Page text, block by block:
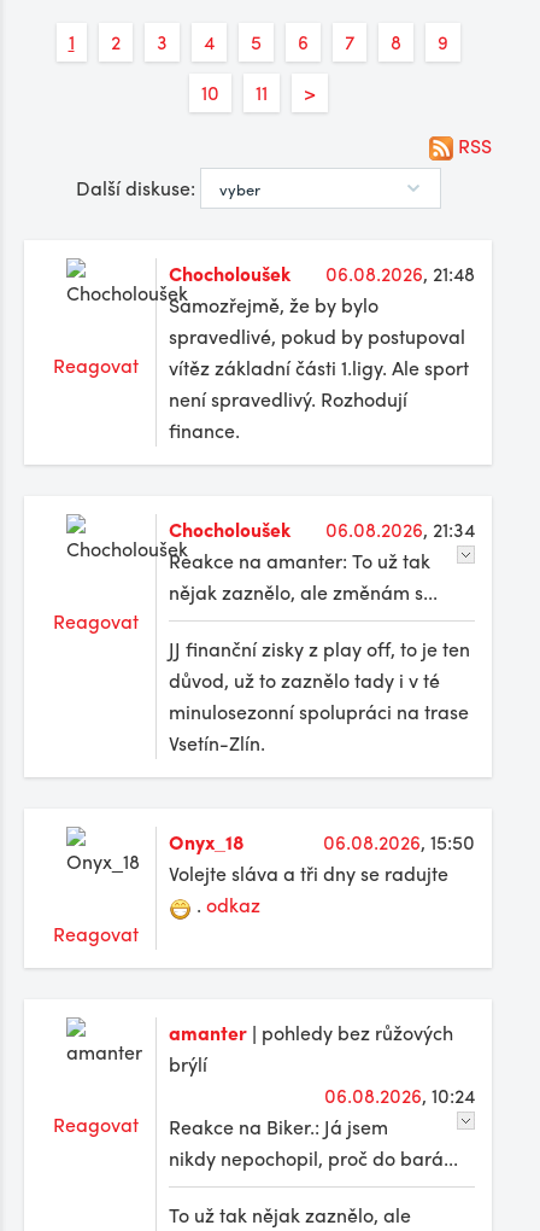
1 2 3 4 5 6 7 8
9
10
11
>
RSS
Další diskuse:
Reagovat
Chocholoušek 06.08.2026, 21:48
Samozřejmě, že by bylo
spravedlivé, pokud by postupoval
vítěz základní části 1.ligy. Ale sport
není spravedlivý. Rozhodují
finance.
Reagovat
Chocholoušek 06.08.2026, 21:34
Reakce na amanter: To už tak
nějak zaznělo, ale změnám s...
JJ finanční zisky z play off, to je ten
důvod, už to zaznělo tady i v té
minulosezonní spolupráci na trase
Vsetín-Zlín.
Reagovat
Onyx_18 06.08.2026, 15:50
Volejte sláva a tři dny se radujte
. odkaz
Reagovat
amanter | pohledy bez růžových
brýlí
06.08.2026, 10:24
Reakce na Biker.: Já jsem
nikdy nepochopil, proč do bará...
To už tak nějak zaznělo, ale